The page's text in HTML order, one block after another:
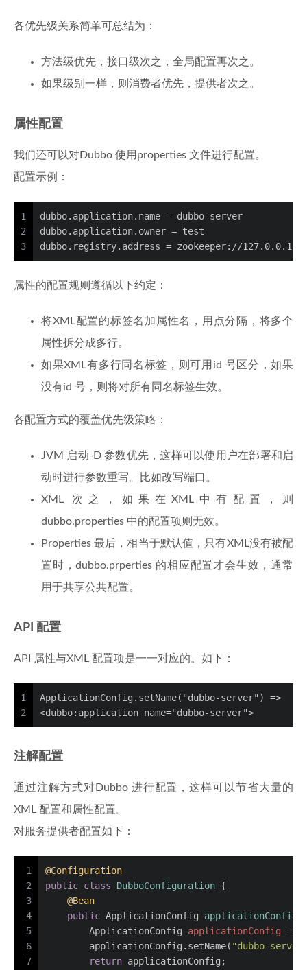
各优先级关系简单可总结为：
方法级优先，接口级次之，全局配置再次之。
如果级别一样，则消费者优先，提供者次之。
属性配置
我们还可以对Dubbo 使用properties 文件进行配置。
配置示例：
1
2
3
dubbo.application.name = dubbo-server
dubbo.application.owner = test
dubbo.registry.address = zookeeper://
属性的配置规则遵循以下约定：
将XML配置的标签名加属性名，用点分隔，将多个
属性拆分成多行。
如果XML有多行同名标签，则可用id 号区分，如果
没有id 号，则将对所有同名标签生效。
各配置方式的覆盖优先级策略：
JVM 启动-D 参数优先，这样可以使用户在部署和启
动时进行参数重写。比如改写端口。
XML 次之，如果在XML中有配置，则
dubbo.properties 中的配置项则无效。
Properties 最后，相当于默认值，只有XML没有被配
置时，dubbo.prperties 的相应配置才会生效，通常
用于共享公共配置。
API 配置
API 属性与XML 配置项是一一对应的。如下：
1
2
ApplicationConfig.setName("dubbo-server") =>
<dubbo:application name="dubbo-server">
注解配置
通过注解方式对Dubbo 进行配置，这样可以节省大量的
XML 配置和属性配置。
对服务提供者配置如下：
1
2
3
4
5
6
7
@Configuration
public class DubboConfiguration {
@Bean
public ApplicationConfig applicationConfig
ApplicationConfig
applicationConfig =
        applicationConfig.setName(
"dubbo-
return applicationConfig;